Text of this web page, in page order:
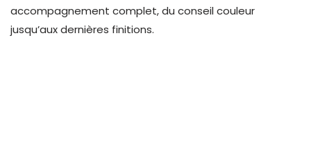
accompagnement complet, du conseil couleur
jusqu’aux dernières finitions.